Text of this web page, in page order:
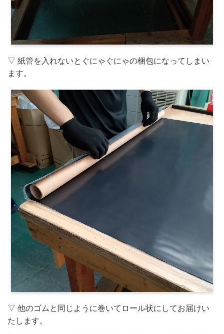
▽ 紙管を入れないとぐにゃぐにゃの梱包になってしまい
ます。
▽ 他のゴムと同じように巻いてロール状にしてお届けい
たします。